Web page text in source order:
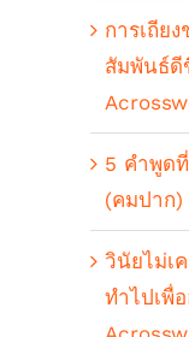
การเถีย
สัมพันธ์
5 คำพูด
(คมปาก)
วินัยไม่เ
ทำไปเพื่